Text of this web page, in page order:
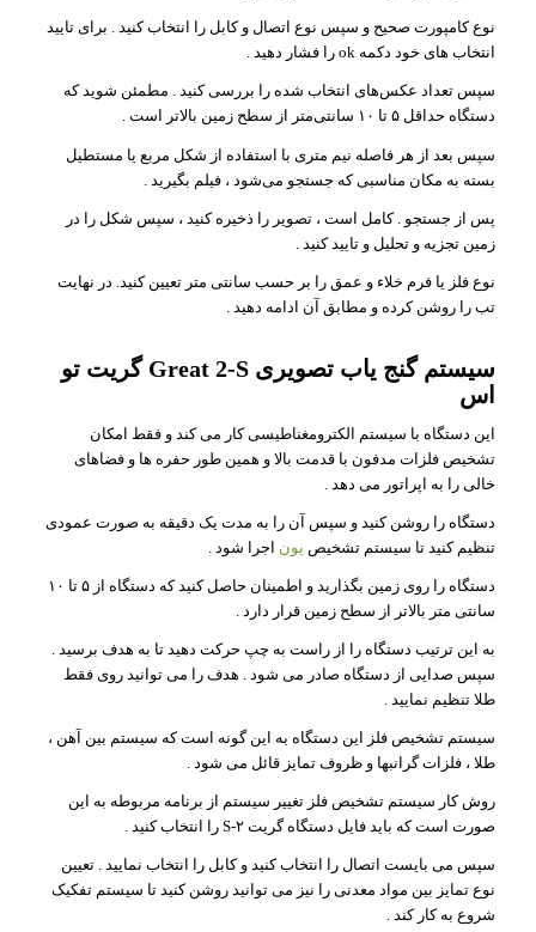
نوع کامپورت صحیح و سپس نوع اتصال و کابل را انتخاب کنید . برای تایید
انتخاب های خود دکمه ok را فشار دهید .
سپس تعداد عکس‌های انتخاب شده را بررسی کنید . مطمئن شوید که
دستگاه حداقل ۵ تا ۱۰ سانتی‌متر از سطح زمین بالاتر است .
سپس بعد از هر فاصله نیم متری با استفاده از شکل مربع یا مستطیل
بسته به مکان مناسبی که جستجو می‌شود ، فیلم بگیرید .
پس از جستجو . کامل است ، تصویر را ذخیره کنید ، سپس شکل را در
زمین تجزیه و تحلیل و تایید کنید .
نوع فلز یا فرم خلاء و عمق را بر حسب سانتی متر تعیین کنید. در نهایت
تب را روشن کرده و مطابق آن ادامه دهید .
سیستم گنج یاب تصویری Great 2-S گریت تو
اس
این دستگاه با سیستم الکترومغناطیسی کار می کند و فقط امکان
تشخیص فلزات مدفون با قدمت بالا و همین طور حفره ها و فضاهای
خالی را به اپراتور می دهد .
دستگاه را روشن کنید و سپس آن را به مدت یک دقیقه به صورت عمودی
تنظیم کنید تا سیستم تشخیص یون اجرا شود .
دستگاه را روی زمین بگذارید و اطمینان حاصل کنید که دستگاه از ۵ تا ۱۰
سانتی متر بالاتر از سطح زمین قرار دارد .
به این ترتیب دستگاه را از راست به چپ حرکت دهید تا به هدف برسید .
سپس صدایی از دستگاه صادر می شود . هدف را می توانید روی فقط
طلا تنظیم نمایید .
سیستم تشخیص فلز این دستگاه به این گونه است که سیستم بین آهن ،
طلا ، فلزات گرانبها و ظروف تمایز قائل می شود .
روش کار سیستم تشخیص فلز تغییر سیستم از برنامه مربوطه به این
صورت است که باید فایل دستگاه گریت ۲-S را انتخاب کنید .
سپس می بایست اتصال را انتخاب کنید و کابل را انتخاب نمایید . تعیین
نوع تمایز بین مواد معدنی را نیز می توانید روشن کنید تا سیستم تفکیک
شروع به کار کند .